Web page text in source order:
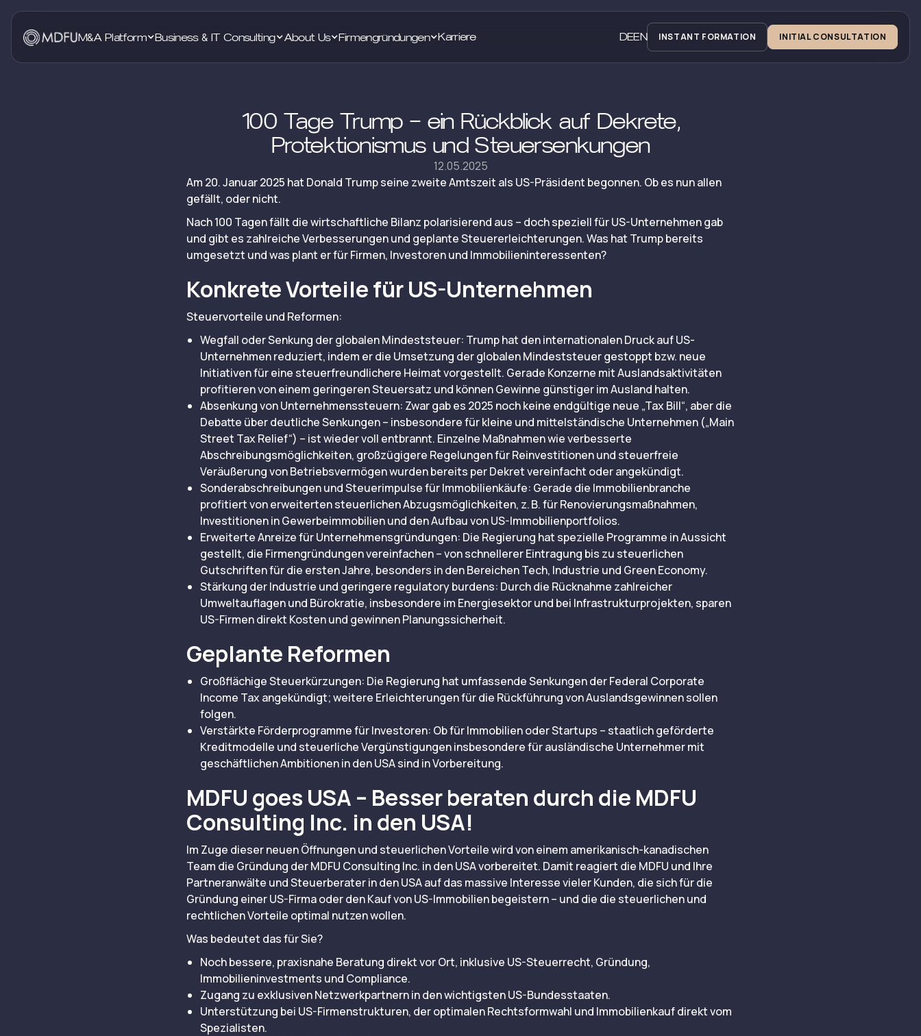
M&A Platform Business & IT Consulting About Us Firmengründungen Karriere DEEN INSTANT FORMATION INITIAL CONSULTATION
100 Tage Trump – ein Rückblick auf Dekrete,
Protektionismus und Steuersenkungen
12.05.2025
Am 20. Januar 2025 hat Donald Trump seine zweite Amtszeit als US-Präsident begonnen. Ob es nun allen
gefällt, oder nicht.
Nach 100 Tagen fällt die wirtschaftliche Bilanz polarisierend aus – doch speziell für US-Unternehmen gab
und gibt es zahlreiche Verbesserungen und geplante Steuererleichterungen. Was hat Trump bereits
umgesetzt und was plant er für Firmen, Investoren und Immobilieninteressenten?
Konkrete Vorteile für US-Unternehmen
Steuervorteile und Reformen:
Wegfall oder Senkung der globalen Mindeststeuer: Trump hat den internationalen Druck auf US-
Unternehmen reduziert, indem er die Umsetzung der globalen Mindeststeuer gestoppt bzw. neue
Initiativen für eine steuerfreundlichere Heimat vorgestellt. Gerade Konzerne mit Auslandsaktivitäten
profitieren von einem geringeren Steuersatz und können Gewinne günstiger im Ausland halten.
Absenkung von Unternehmenssteuern: Zwar gab es 2025 noch keine endgültige neue „Tax Bill“, aber die
Debatte über deutliche Senkungen – insbesondere für kleine und mittelständische Unternehmen („Main
Street Tax Relief“) – ist wieder voll entbrannt. Einzelne Maßnahmen wie verbesserte
Abschreibungsmöglichkeiten, großzügigere Regelungen für Reinvestitionen und steuerfreie
Veräußerung von Betriebsvermögen wurden bereits per Dekret vereinfacht oder angekündigt.
Sonderabschreibungen und Steuerimpulse für Immobilienkäufe: Gerade die Immobilienbranche
profitiert von erweiterten steuerlichen Abzugsmöglichkeiten, z. B. für Renovierungsmaßnahmen,
Investitionen in Gewerbeimmobilien und den Aufbau von US-Immobilienportfolios.
Erweiterte Anreize für Unternehmensgründungen: Die Regierung hat spezielle Programme in Aussicht
gestellt, die Firmengründungen vereinfachen – von schnellerer Eintragung bis zu steuerlichen
Gutschriften für die ersten Jahre, besonders in den Bereichen Tech, Industrie und Green Economy.
Stärkung der Industrie und geringere regulatory burdens: Durch die Rücknahme zahlreicher
Umweltauflagen und Bürokratie, insbesondere im Energiesektor und bei Infrastrukturprojekten, sparen
US-Firmen direkt Kosten und gewinnen Planungssicherheit.
Geplante Reformen
Großflächige Steuerkürzungen: Die Regierung hat umfassende Senkungen der Federal Corporate
Income Tax angekündigt; weitere Erleichterungen für die Rückführung von Auslandsgewinnen sollen
folgen.
Verstärkte Förderprogramme für Investoren: Ob für Immobilien oder Startups – staatlich geförderte
Kreditmodelle und steuerliche Vergünstigungen insbesondere für ausländische Unternehmer mit
geschäftlichen Ambitionen in den USA sind in Vorbereitung.
MDFU goes USA – Besser beraten durch die MDFU
Consulting Inc. in den USA!
Im Zuge dieser neuen Öffnungen und steuerlichen Vorteile wird von einem amerikanisch-kanadischen
Team die Gründung der MDFU Consulting Inc. in den USA vorbereitet. Damit reagiert die MDFU und Ihre
Partneranwälte und Steuerberater in den USA auf das massive Interesse vieler Kunden, die sich für die
Gründung einer US-Firma oder den Kauf von US-Immobilien begeistern – und die die steuerlichen und
rechtlichen Vorteile optimal nutzen wollen.
Was bedeutet das für Sie?
Noch bessere, praxisnahe Beratung direkt vor Ort, inklusive US-Steuerrecht, Gründung,
Immobilieninvestments und Compliance.
Zugang zu exklusiven Netzwerkpartnern in den wichtigsten US-Bundesstaaten.
Unterstützung bei US-Firmenstrukturen, der optimalen Rechtsformwahl und Immobilienkauf direkt vom
Spezialisten.